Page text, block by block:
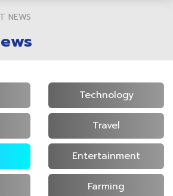
NEWS
Technology
Travel
Entertainment
Farming